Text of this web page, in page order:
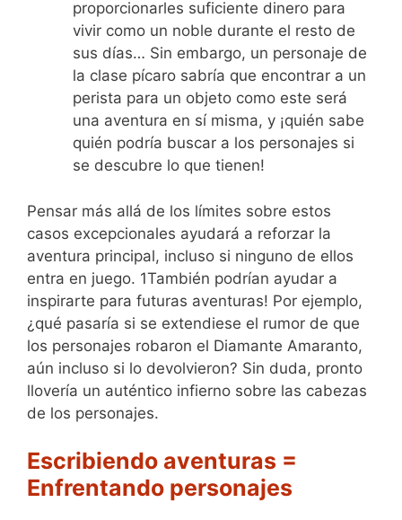
proporcionarles suficiente dinero para
vivir como un noble durante el resto de
sus días… Sin embargo, un personaje de
la clase pícaro sabría que encontrar a un
perista para un objeto como este será
una aventura en sí misma, y ¡quién sabe
quién podría buscar a los personajes si
se descubre lo que tienen!
Pensar más allá de los límites sobre estos
casos excepcionales ayudará a reforzar la
aventura principal, incluso si ninguno de ellos
entra en juego. 1También podrían ayudar a
inspirarte para futuras aventuras! Por ejemplo,
¿qué pasaría si se extendiese el rumor de que
los personajes robaron el Diamante Amaranto,
aún incluso si lo devolvieron? Sin duda, pronto
llovería un auténtico infierno sobre las cabezas
de los personajes.
Escribiendo aventuras =
Enfrentando personajes